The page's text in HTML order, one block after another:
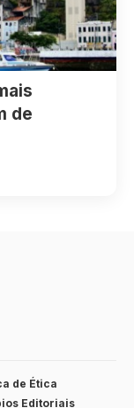
de
de Ética
Editoriais